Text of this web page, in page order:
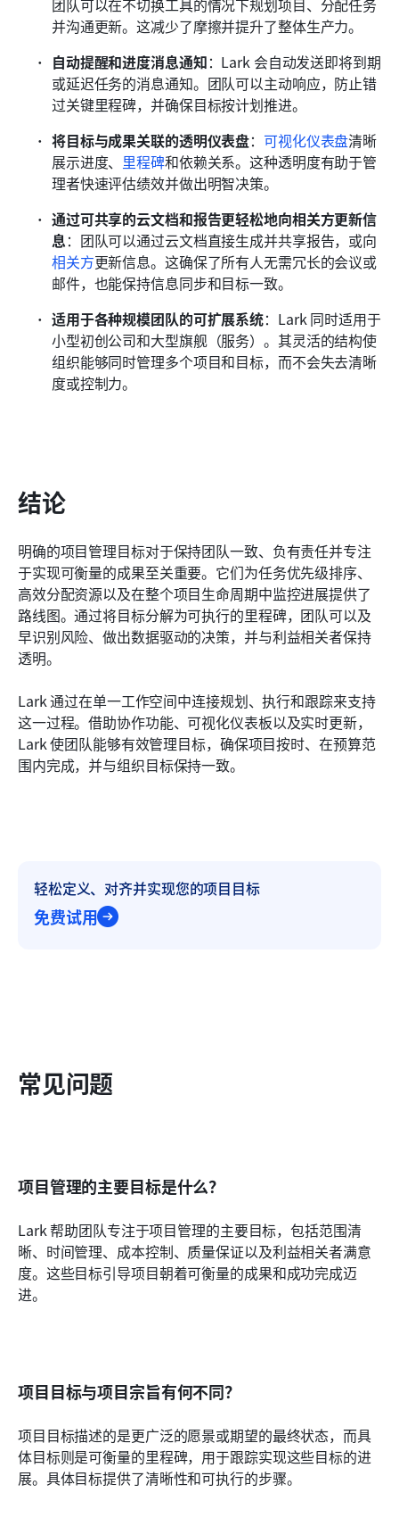
并沟通更新。这减少了摩擦并提升了整体生产力。
自动提醒和进度消息通知：Lark 会自动发送即将到期
或延迟任务的消息通知。团队可以主动响应，防止错
过关键里程碑，并确保目标按计划推进。
将目标与成果关联的透明仪表盘： 可视化仪表盘清晰
展示进度、 里程碑和依赖关系。这种透明度有助于管
理者快速评估绩效并做出明智决策。
通过可共享的云文档和报告更轻松地向相关方更新信
息：团队可以通过云文档直接生成并共享报告，或向
相关方更新信息。这确保了所有人无需冗长的会议或
邮件，也能保持信息同步和目标一致。
适用于各种规模团队的可扩展系统：Lark 同时适用于
小型初创公司和大型旗舰（服务）。其灵活的结构使
组织能够同时管理多个项目和目标，而不会失去清晰
度或控制力。
结论
明确的项目管理目标对于保持团队一致、负有责任并专注
于实现可衡量的成果至关重要。它们为任务优先级排序、
高效分配资源以及在整个项目生命周期中监控进展提供了
路线图。通过将目标分解为可执行的里程碑，团队可以及
早识别风险、做出数据驱动的决策，并与利益相关者保持
透明。
Lark 通过在单一工作空间中连接规划、执行和跟踪来支持
这一过程。借助协作功能、可视化仪表板以及实时更新，
Lark 使团队能够有效管理目标，确保项目按时、在预算范
围内完成，并与组织目标保持一致。
轻松定义、对齐并实现您的项目目标
免费试用
常见问题
项目管理的主要目标是什么？
Lark 帮助团队专注于项目管理的主要目标，包括范围清
晰、时间管理、成本控制、质量保证以及利益相关者满意
度。这些目标引导项目朝着可衡量的成果和成功完成迈
进。
项目目标与项目宗旨有何不同？
项目目标描述的是更广泛的愿景或期望的最终状态，而具
体目标则是可衡量的里程碑，用于跟踪实现这些目标的进
展。具体目标提供了清晰性和可执行的步骤。